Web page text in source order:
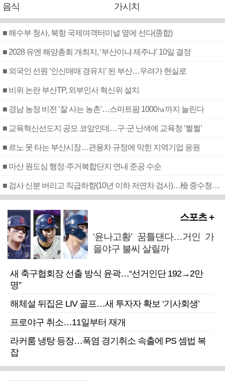
음식
가시치
■ 해수부 청사, 북항 국제여객터미널 옆에 선다(종합)
■ 2028 유엔 해양총회 개최지, ‘부산이냐 제주냐’ 10일 결정
■ 외국인 선원 ‘인신매매 경유지’ 된 부산…우려가 현실로
■ 비위 논란 부산TP, 외부인사 혁신위 설치
■ 경남 농정 비전 ‘잘 사는 농촌’…스마트팜 1000㏊까지 늘린다
■ 교육혁신선도지 공모 코앞인데…구·군 난색에 교육청 ‘쩔쩔’
■ 르노 못 타는 부산시장…관용차 규정에 막힌 지역기업 응원
■ 마산 원도심 행정·주거복합단지 연내 준공 수순
■ 검사 신분 버리고 직급하향(10년 이하 저연차 검사)…檢 중수청행 기피
스포츠 +
‘윤나고황’ 꿈틀댄다…거인 가
을야구 불씨 살릴까
새 축구협회장 선출 방식 윤곽…“선거인단 192→2만
명”
해체설 뒤집은 LIV 골프…새 투자자 확보 ‘기사회생’
프로야구 취소…11일부터 재개
라커룸 냉탕 등장…폭염 경기취소 속출에 PS 셈법 복
잡